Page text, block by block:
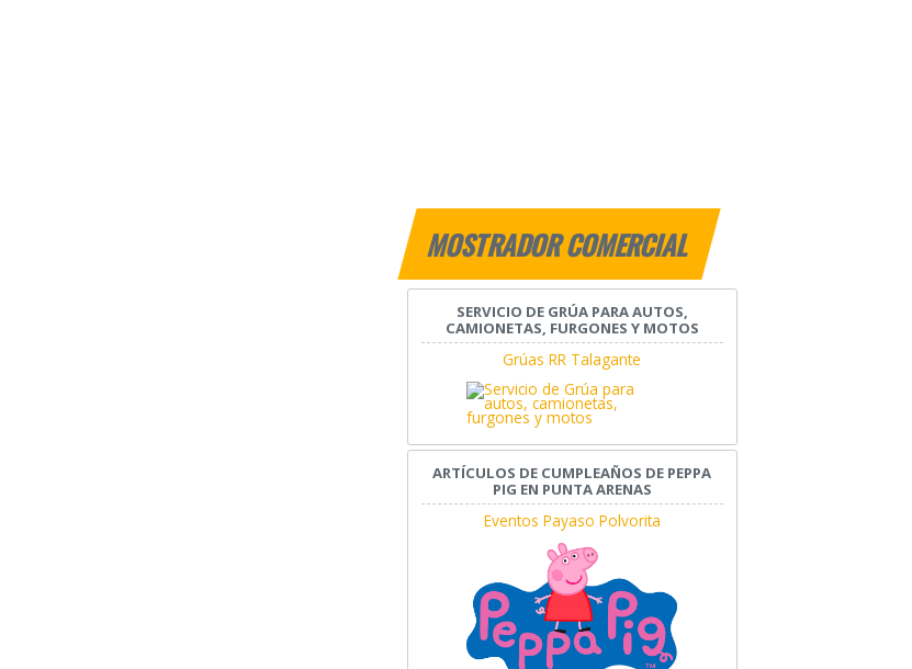
MOSTRADOR COMERCIAL
SERVICIO DE GRÚA PARA AUTOS,
CAMIONETAS, FURGONES Y MOTOS
Grúas RR Talagante
ARTÍCULOS DE CUMPLEAÑOS DE PEPPA
PIG EN PUNTA ARENAS
Eventos Payaso Polvorita